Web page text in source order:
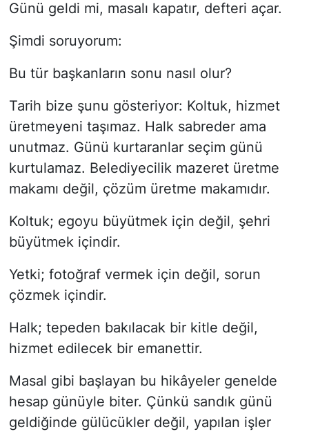
Günü geldi mi, masalı kapatır, defteri açar.
Şimdi soruyorum:
Bu tür başkanların sonu nasıl olur?
Tarih bize şunu gösteriyor: Koltuk, hizmet
üretmeyeni taşımaz. Halk sabreder ama
unutmaz. Günü kurtaranlar seçim günü
kurtulamaz. Belediyecilik mazeret üretme
makamı değil, çözüm üretme makamıdır.
Koltuk; egoyu büyütmek için değil, şehri
büyütmek içindir.
Yetki; fotoğraf vermek için değil, sorun
çözmek içindir.
Halk; tepeden bakılacak bir kitle değil,
hizmet edilecek bir emanettir.
Masal gibi başlayan bu hikâyeler genelde
hesap günüyle biter. Çünkü sandık günü
geldiğinde gülücükler değil, yapılan işler